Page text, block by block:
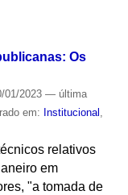
Os
01/2023 — última
em: Institucional ,
relativos
em
"a tomada de